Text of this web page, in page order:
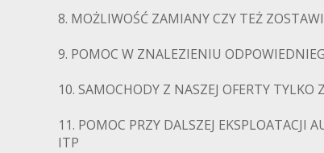
8. MOŻLIWOŚĆ ZAMIANY CZY TEŻ
9. POMOC W ZNALEZIENIU
10. SAMOCHODY Z NASZEJ OFERTY
11. POMOC PRZY DALSZEJ EKSPLOATACJI
ITP